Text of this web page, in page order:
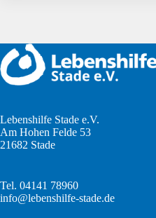
Lebenshilfe Stade e.V.
Am Hohen Felde 53
21682 Stade
Tel. 04141 78960
info@lebenshilfe-stade.de